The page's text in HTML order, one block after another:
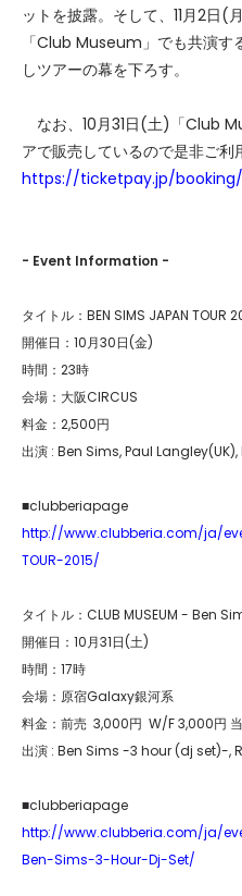
ットを披露。そして、11月2日(
「Club Museum」でも共演す
しツアーの幕を下ろす。
なお、10月31日(土)「Club
アで販売しているので是非ご利
https://ticketpay.jp/booking/
- Event Information -
タイトル：BEN SIMS JAPAN TOUR
開催日：10月30日(金)
時間：23時
会場：大阪CIRCUS
料金：2,500円
出演 : Ben Sims, Paul Langley(UK),
■clubberiapage
http://www.clubberia.com/ja/
TOUR-2015/
タイトル：CLUB MUSEUM - Ben
開催日：10月31日(土)
時間：17時
会場：原宿Galaxy銀河系
料金：前売 3,000円 W/F 3,000円
出演 : Ben Sims -3 hour (dj set)-,
■clubberiapage
http://www.clubberia.com/ja/
Ben-Sims-3-Hour-Dj-Set/